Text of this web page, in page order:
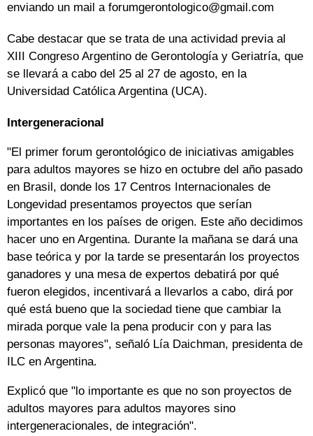
enviando un mail a forumgerontologico@gmail.com
Cabe destacar que se trata de una actividad previa al
XIII Congreso Argentino de Gerontología y Geriatría, que
se llevará a cabo del 25 al 27 de agosto, en la
Universidad Católica Argentina (UCA).
Intergeneracional
"El primer forum gerontológico de iniciativas amigables
para adultos mayores se hizo en octubre del año pasado
en Brasil, donde los 17 Centros Internacionales de
Longevidad presentamos proyectos que serían
importantes en los países de origen. Este año decidimos
hacer uno en Argentina. Durante la mañana se dará una
base teórica y por la tarde se presentarán los proyectos
ganadores y una mesa de expertos debatirá por qué
fueron elegidos, incentivará a llevarlos a cabo, dirá por
qué está bueno que la sociedad tiene que cambiar la
mirada porque vale la pena producir con y para las
personas mayores", señaló Lía Daichman, presidenta de
ILC en Argentina.
Explicó que "lo importante es que no son proyectos de
adultos mayores para adultos mayores sino
intergeneracionales, de integración".